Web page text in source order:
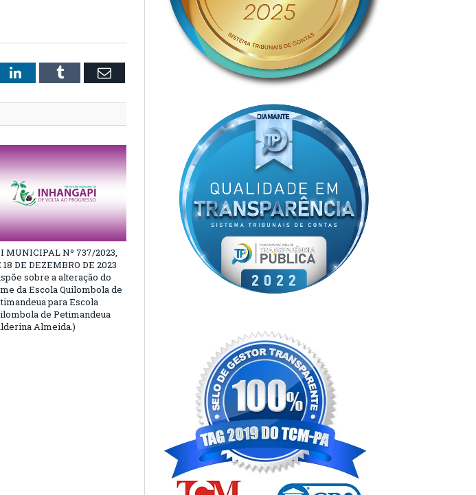
LinkedInTumblr Email
MUNICIPAL Nº 737/2023,
18 DE DEZEMBRO DE 2023
sobre a alteração do
da Escola Quilombola de
para Escola
de Petimandeua
Almeida.)